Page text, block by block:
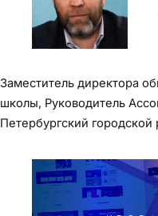
Заместитель директора
школы, Руководитель
Петербургский